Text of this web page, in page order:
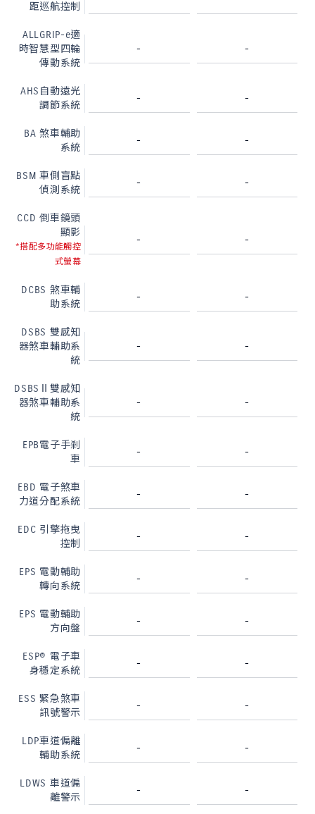
距巡航控制
ALLGRIP-e適
時智慧型四輪
傳動系統
- -
AHS自動遠光
調節系統
- -
BA 煞車輔助
系統
- -
BSM 車側盲點
偵測系統
- -
CCD 倒車鏡頭
顯影
*搭配多功能觸控
式螢幕
- -
DCBS 煞車輔
助系統
- -
DSBS 雙感知
器煞車輔助系
統
- -
DSBSⅡ雙感知
器煞車輔助系
統
- -
EPB電子手剎
車
- -
EBD 電子煞車
力道分配系統
- -
EDC 引擎拖曳
控制
- -
EPS 電動輔助
轉向系統
- -
EPS 電動輔助
方向盤
- -
ESP® 電子車
身穩定系統
- -
ESS 緊急煞車
訊號警示
- -
LDP車道偏離
輔助系統
- -
LDWS 車道偏
離警示
- -